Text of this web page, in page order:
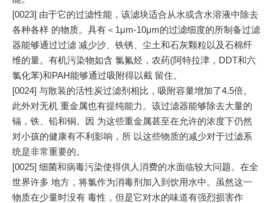
[0023] 由于它的过滤性能，该滤块适合从水或含水溶液中除去
各种各样 的物质。具有＜1μm-10μm的过滤细度的所制备过滤
器能够通过过滤 减少沙、铁锈、尘土和石灰颗粒以及石棉纤
维的量。有机污染物如含 氯氟烃，农药(阿特拉津，DDT和六
氯化苯)和PAH能够通过吸附得以截 留住。
[0024] 与散装的活性炭过滤剂相比，吸附容量增加了4.5倍。
此外对无机 重金属也有提纯能力。该过滤器能够除去大量的
镉，铁、铅和铜。因 为这些重金属甚至在允许的浓度下仍然
对小孩的健康有不利影响，所 以这些物质的减少对于过滤系
统是非常重要的。
[0025] 细菌和病毒污染使得供人消费的水面临较大问题。在全
世界许多 地方，将氯作为消毒剂加入到饮用水中。虽然这一
物质在少量时没有 毒性，但是它对水的味道有强烈损害作